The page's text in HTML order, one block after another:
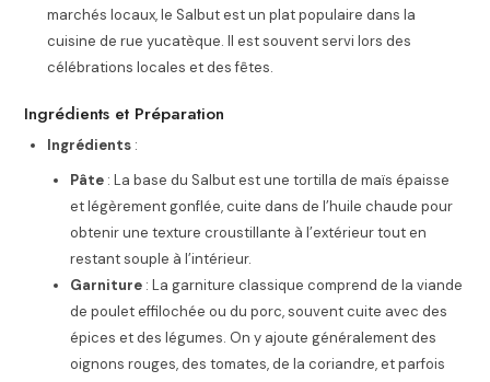
marchés locaux, le Salbut est un plat populaire dans la
cuisine de rue yucatèque. Il est souvent servi lors des
célébrations locales et des fêtes.
Ingrédients et Préparation
Ingrédients :
Pâte : La base du Salbut est une tortilla de maïs épaisse
et légèrement gonflée, cuite dans de l’huile chaude pour
obtenir une texture croustillante à l’extérieur tout en
restant souple à l’intérieur.
Garniture : La garniture classique comprend de la viande
de poulet effilochée ou du porc, souvent cuite avec des
épices et des légumes. On y ajoute généralement des
oignons rouges, des tomates, de la coriandre, et parfois